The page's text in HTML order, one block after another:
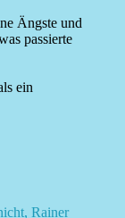
Ängste und
passierte
ein
Rainer